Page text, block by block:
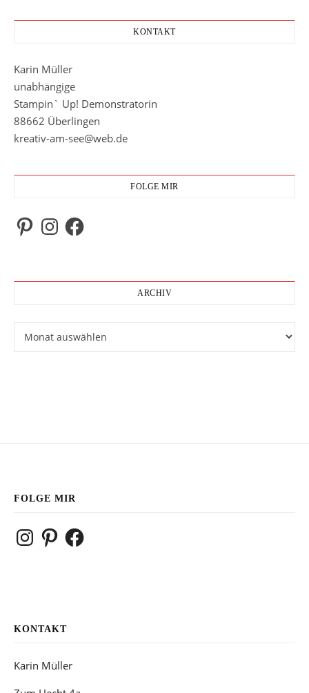
KONTAKT
Karin Müller
unabhängige
Stampin` Up! Demonstratorin
88662 Überlingen
kreativ-am-see@web.de
FOLGE MIR
PinterestInstagramFacebook
ARCHIV
FOLGE MIR
InstagramPinterestFacebook
KONTAKT
Karin Müller